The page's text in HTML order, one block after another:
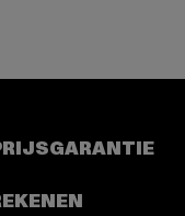
page:page:
our YouTube channel: